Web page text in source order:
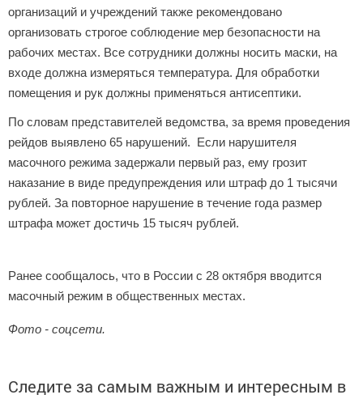
организаций и учреждений также рекомендовано
организовать строгое соблюдение мер безопасности на
рабочих местах. Все сотрудники должны носить маски, на
входе должна измеряться температура. Для обработки
помещения и рук должны применяться антисептики.
По словам представителей ведомства, за время проведения
рейдов выявлено 65 нарушений. Если нарушителя
масочного режима задержали первый раз, ему грозит
наказание в виде предупреждения или штраф до 1 тысячи
рублей. За повторное нарушение в течение года размер
штрафа может достичь 15 тысяч рублей.
Ранее сообщалось, что в России с 28 октября вводится
масочный режим в общественных местах.
Фото - соцсети.
Следите за самым важным и интересным в